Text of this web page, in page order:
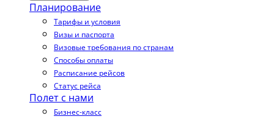
Планирование
Тарифы и условия
Визы и паспорта
Визовые требования по странам
Способы оплаты
Расписание рейсов
Статус рейса
Полет с нами
Бизнес-класс